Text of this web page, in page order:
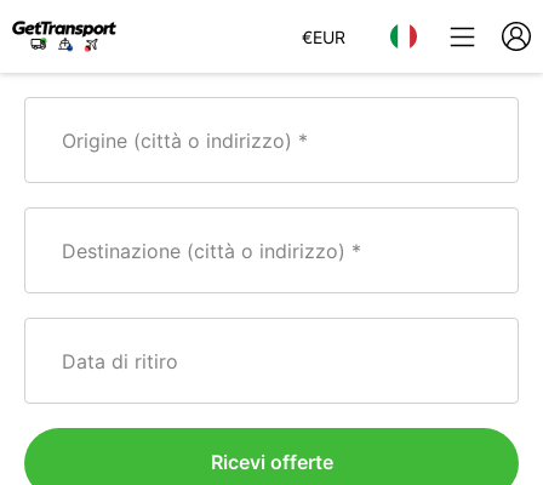
€EUR
Origine (città o indirizzo)
Destinazione (città o indirizzo)
Data di ritiro
Ricevi offerte